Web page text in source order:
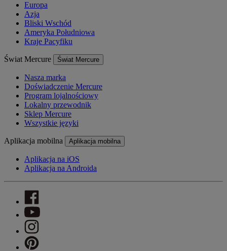
Europa
Azja
Bliski Wschód
Ameryka Południowa
Kraje Pacyfiku
Świat Mercure Świat Mercure
Nasza marka
Doświadczenie Mercure
Program lojalnościowy
Lokalny przewodnik
Sklep Mercure
Wszystkie języki
Aplikacja mobilna Aplikacja mobilna
Aplikacja na iOS
Aplikacja na Androida